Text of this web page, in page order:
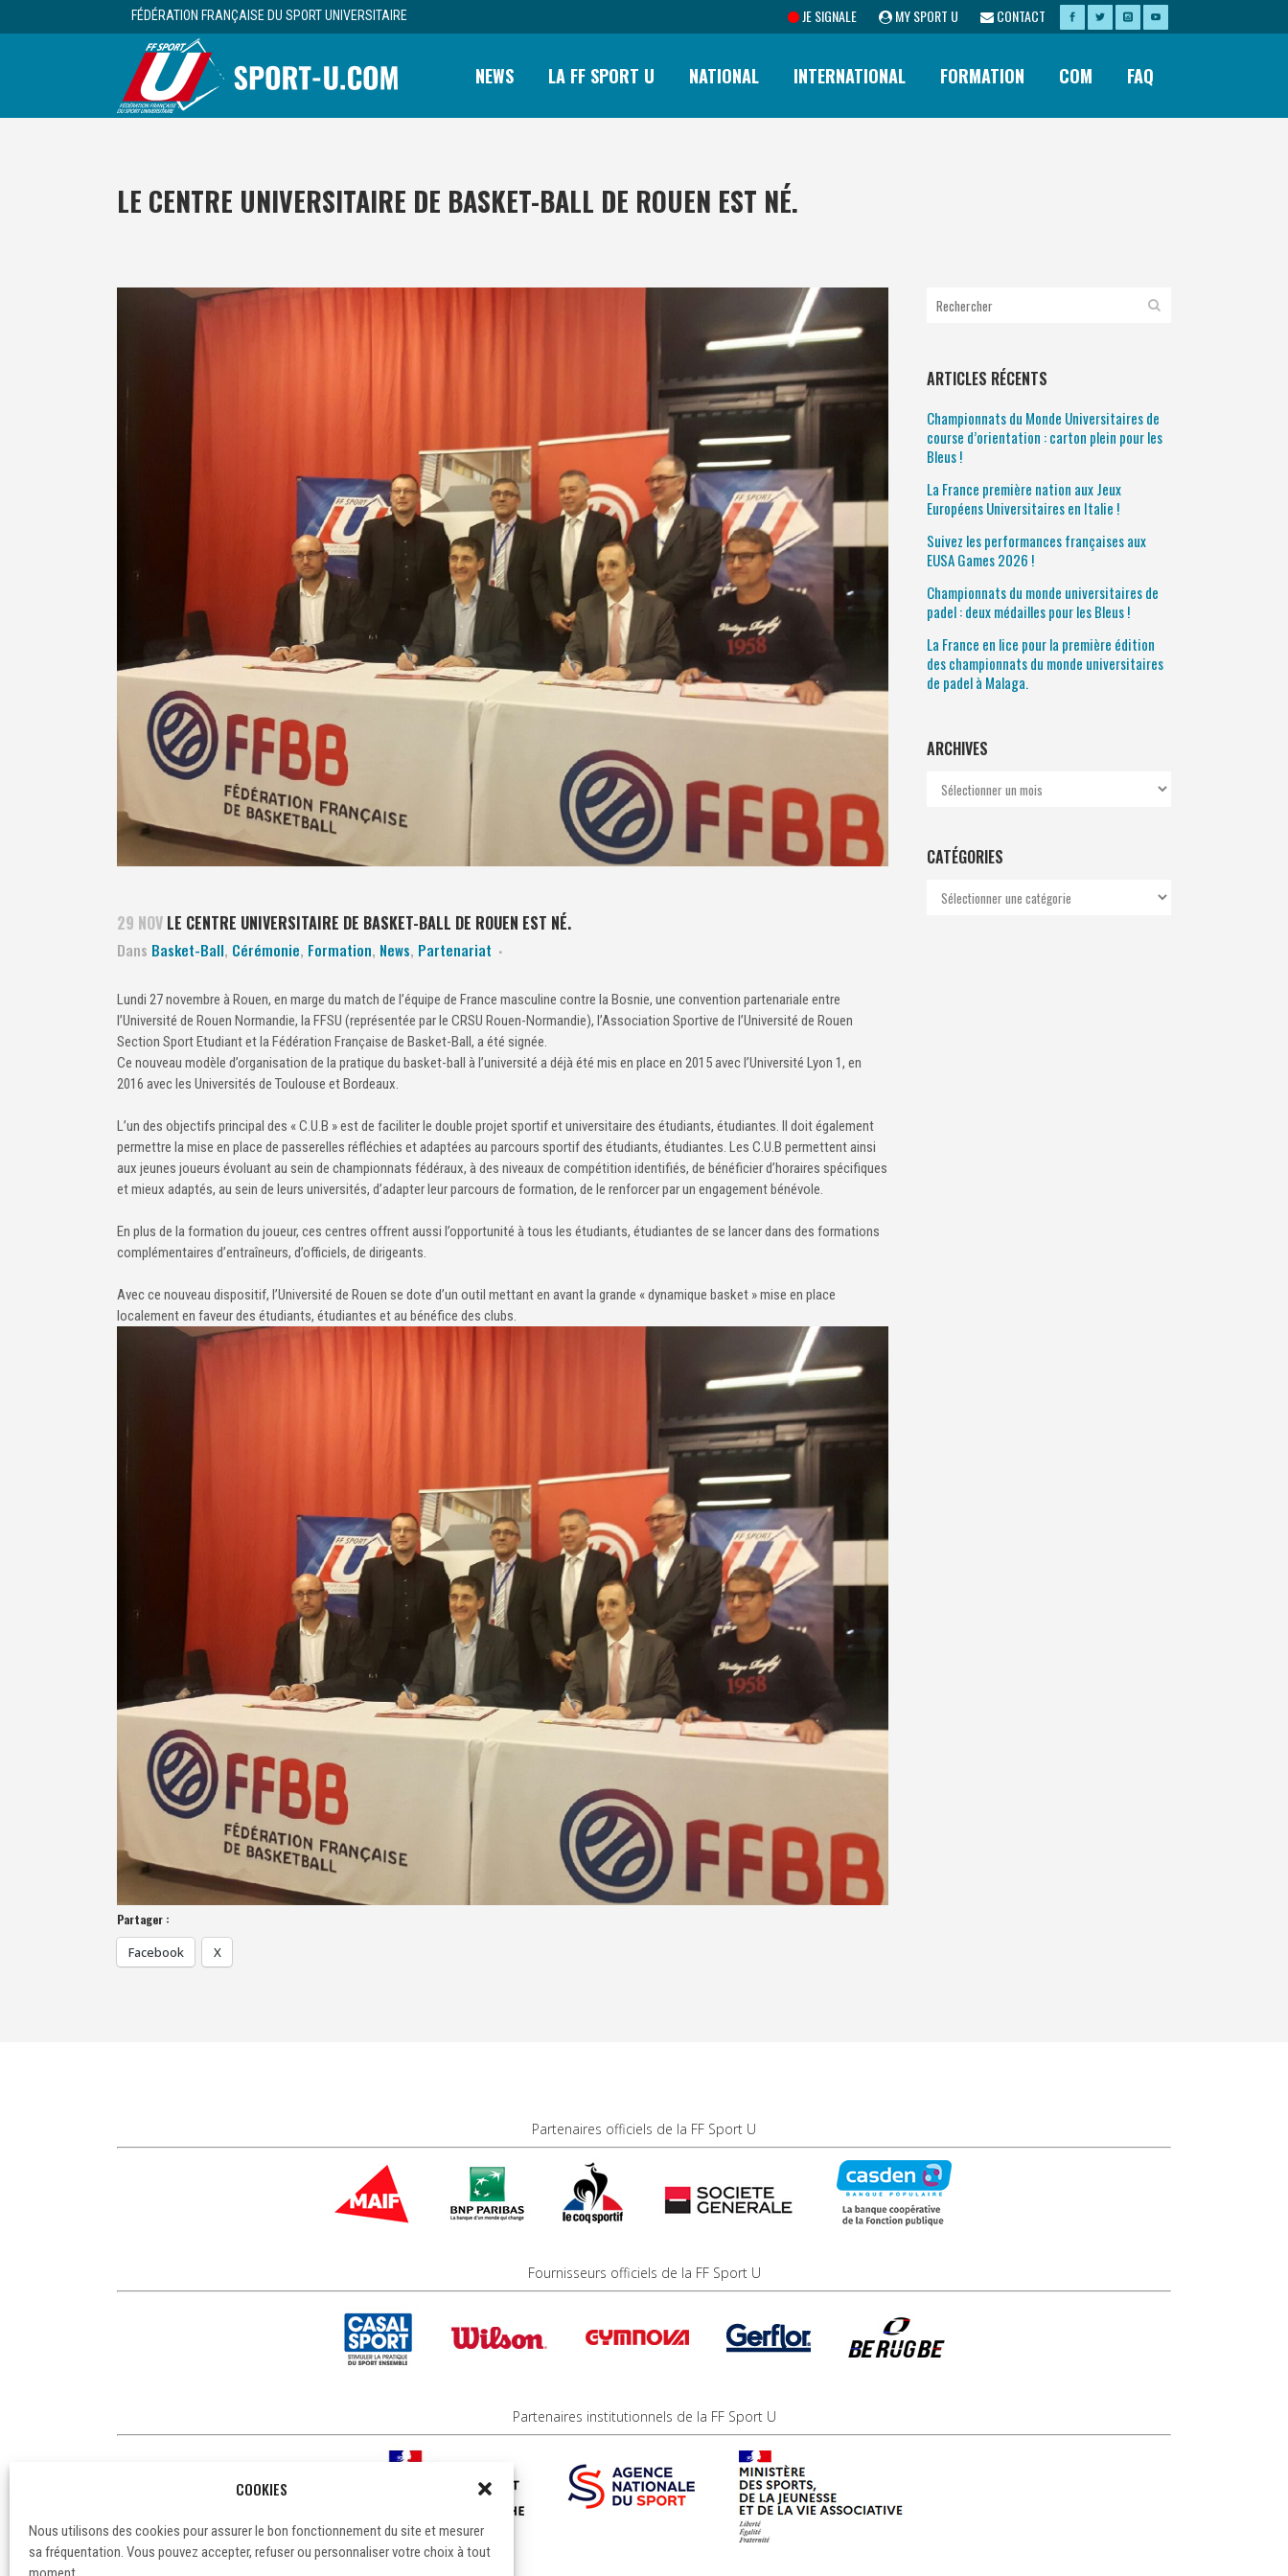
COOKIES
Nous utilisons des cookies pour assurer le bon fonctionnement du site et mesurer
sa fréquentation. Vous pouvez accepter, refuser ou personnaliser votre choix à tout
FÉDÉRATION FRANÇAISE DU SPORT UNIVERSITAIRE JE SIGNALE MY SPORT U CONTACT
NEWS LA FF SPORT U NATIONAL INTERNATIONAL FORMATION COM FAQ
LE CENTRE UNIVERSITAIRE DE BASKET-BALL DE ROUEN EST NÉ.
29 NOV LE CENTRE UNIVERSITAIRE DE BASKET-BALL DE ROUEN EST NÉ.
Dans Basket-Ball, Cérémonie, Formation, News, Partenariat
Lundi 27 novembre à Rouen, en marge du match de l’équipe de France masculine contre la Bosnie, une convention partenariale entre
l’Université de Rouen Normandie, la FFSU (représentée par le CRSU Rouen-Normandie), l’Association Sportive de l’Université de Rouen
Section Sport Etudiant et la Fédération Française de Basket-Ball, a été signée.
Ce nouveau modèle d’organisation de la pratique du basket-ball à l’université a déjà été mis en place en 2015 avec l’Université Lyon 1, en
2016 avec les Universités de Toulouse et Bordeaux.
L’un des objectifs principal des « C.U.B » est de faciliter le double projet sportif et universitaire des étudiants, étudiantes. Il doit également
permettre la mise en place de passerelles réfléchies et adaptées au parcours sportif des étudiants, étudiantes. Les C.U.B permettent ainsi
aux jeunes joueurs évoluant au sein de championnats fédéraux, à des niveaux de compétition identifiés, de bénéficier d’horaires spécifiques
et mieux adaptés, au sein de leurs universités, d’adapter leur parcours de formation, de le renforcer par un engagement bénévole.
En plus de la formation du joueur, ces centres offrent aussi l’opportunité à tous les étudiants, étudiantes de se lancer dans des formations
complémentaires d’entraîneurs, d’officiels, de dirigeants.
Avec ce nouveau dispositif, l’Université de Rouen se dote d’un outil mettant en avant la grande « dynamique basket » mise en place
localement en faveur des étudiants, étudiantes et au bénéfice des clubs.
Partager :
Facebook X
ARTICLES RÉCENTS
Championnats du Monde Universitaires de
course d’orientation : carton plein pour les
Bleus !
La France première nation aux Jeux
Européens Universitaires en Italie !
Suivez les performances françaises aux
EUSA Games 2026 !
Championnats du monde universitaires de
padel : deux médailles pour les Bleus !
La France en lice pour la première édition
des championnats du monde universitaires
de padel à Malaga.
ARCHIVES
Archives
CATÉGORIES
Catégories
Partenaires officiels de la FF Sport U
Fournisseurs officiels de la FF Sport U
Partenaires institutionnels de la FF Sport U